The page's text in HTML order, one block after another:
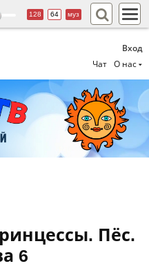
Вход
Чат
О нас
128 64 муз
Пёс.
6